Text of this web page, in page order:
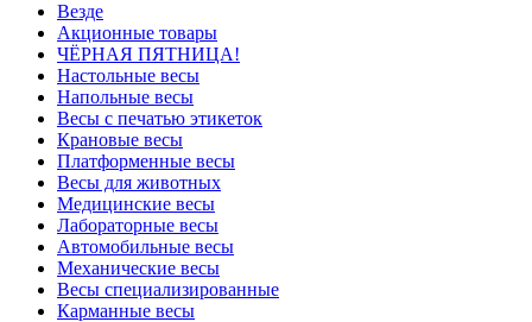
Везде
Акционные товары
ЧЁРНАЯ ПЯТНИЦА!
Настольные весы
Напольные весы
Весы с печатью этикеток
Крановые весы
Платформенные весы
Весы для животных
Медицинские весы
Лабораторные весы
Автомобильные весы
Механические весы
Весы специализированные
Карманные весы